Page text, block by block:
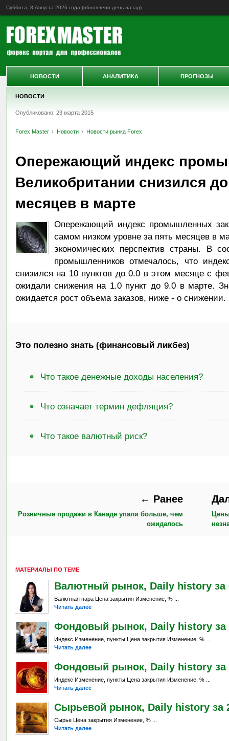
Суббота, 8 Августа 2026 года (обновлено день назад)
НОВОСТИ
Опубликовано: 23 марта 2015
Forex Master Новости Новости рынка Forex
Опережающий индекс
Великобритании снизился
месяцев в марте
Опережающий индекс промышленных
самом низком уровне за пять месяцев в
экономических перспектив страны. В
промышленников отмечалось, что
снизился на 10 пунктов до 0.0 в этом месяце с
ожидали снижения на 1.0 пункт до 9.0 в марте.
ожидается рост объема заказов, ниже - о снижении.
Это полезно знать (финансовый ликбез)
Что такое денежные доходы населения?
Что означает термин дефляция?
Что такое валютный риск?
← Ранее
Розничные продажи в Канаде упали больше, чем
ожидалось
МАТЕРИАЛЫ ПО ТЕМЕ
Валютный рынок, Daily history за
Валютная пара Цена закрытия Изменение, % ...
Читать далее
Фондовый рынок, Daily history за
Индекс Изменение, пункты Цена закрытия Изменение, % ...
Читать далее
Фондовый рынок, Daily history за
Индекс Изменение, пункты Цена закрытия Изменение, % ...
Читать далее
Сырьевой рынок, Daily history за
Сырье Цена закрытия Изменение, % ...
Читать далее
НОВОСТИ АНАЛИТИКА ПРОГНОЗЫ